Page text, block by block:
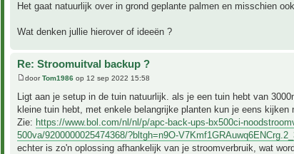
Het gaat natuurlijk over in grond geplante palmen en misschien
Wat denken jullie hierover of ideeën ?
Re: Stroomuitval backup ?
doorTom1986 op 12 sep 2022 15:58
Ligt aan je setup in de tuin natuurlijk. als je een tuin hebt van
kleine tuin hebt, met enkele belangrijke planten kun je eens kijken
Zie: https://www.bol.com/nl/nl/p/apc-back-ups-bx500ci-
500va/9200000025474368/?bltgh=n9O-
echter is zo'n oplossing afhankelijk van je stroomverbruik, wat